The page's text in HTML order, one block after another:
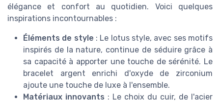
élégance et confort au quotidien. Voici quelques
inspirations incontournables :
Éléments de style : Le lotus style, avec ses motifs
inspirés de la nature, continue de séduire grâce à
sa capacité à apporter une touche de sérénité. Le
bracelet argent enrichi d'oxyde de zirconium
ajoute une touche de luxe à l'ensemble.
Matériaux innovants : Le choix du cuir, de l'acier